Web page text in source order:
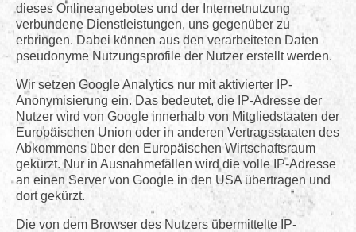
dieses Onlineangebotes und der Internetnutzung
verbundene Dienstleistungen, uns gegenüber zu
erbringen. Dabei können aus den verarbeiteten Daten
pseudonyme Nutzungsprofile der Nutzer erstellt werden.
Wir setzen Google Analytics nur mit aktivierter IP-
Anonymisierung ein. Das bedeutet, die IP-Adresse der
Nutzer wird von Google innerhalb von Mitgliedstaaten der
Europäischen Union oder in anderen Vertragsstaaten des
Abkommens über den Europäischen Wirtschaftsraum
gekürzt. Nur in Ausnahmefällen wird die volle IP-Adresse
an einen Server von Google in den USA übertragen und
dort gekürzt.
Die von dem Browser des Nutzers übermittelte IP-